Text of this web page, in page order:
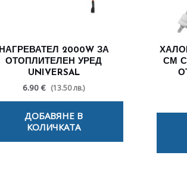
НАГРЕВАТЕЛ 2000W ЗА
ОТОПЛИТЕЛЕН УРЕД
UNIVERSAL
6.90 € (13.50 лв.)
ДОБАВЯНЕ В
КОЛИЧКАТА
СМ